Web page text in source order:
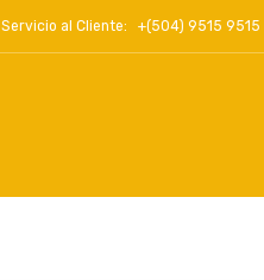
Servicio al Cliente: +(504) 9515 9515